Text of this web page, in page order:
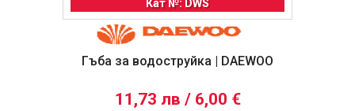
Кат №: DWS
Гъба за водоструйка | DAEWOO
11,73 лв / 6,00 €